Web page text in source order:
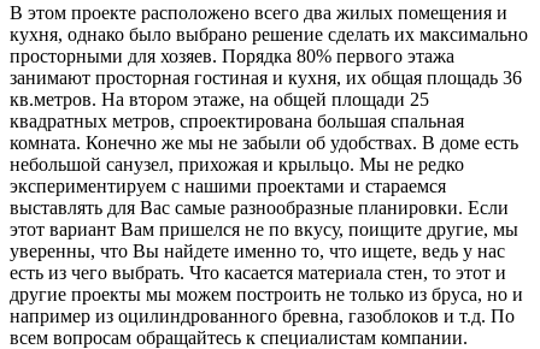
В этом проекте расположено всего два жилых помещения и
кухня, однако было выбрано решение сделать их максимально
просторными для хозяев. Порядка 80% первого этажа
занимают просторная гостиная и кухня, их общая площадь 36
кв.метров. На втором этаже, на общей площади 25
квадратных метров, спроектирована большая спальная
комната. Конечно же мы не забыли об удобствах. В доме есть
небольшой санузел, прихожая и крыльцо. Мы не редко
экспериментируем с нашими проектами и стараемся
выставлять для Вас самые разнообразные планировки. Если
этот вариант Вам пришелся не по вкусу, поищите другие, мы
уверенны, что Вы найдете именно то, что ищете, ведь у нас
есть из чего выбрать. Что касается материала стен, то этот и
другие проекты мы можем построить не только из бруса, но и
например из оцилиндрованного бревна, газоблоков и т.д. По
всем вопросам обращайтесь к специалистам компании.